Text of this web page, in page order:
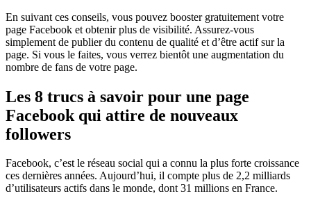
En suivant ces conseils, vous pouvez booster gratuitement votre
page Facebook et obtenir plus de visibilité. Assurez-vous
simplement de publier du contenu de qualité et d’être actif sur la
page. Si vous le faites, vous verrez bientôt une augmentation du
nombre de fans de votre page.
Les 8 trucs à savoir pour une page
Facebook qui attire de nouveaux
followers
Facebook, c’est le réseau social qui a connu la plus forte croissance
ces dernières années. Aujourd’hui, il compte plus de 2,2 milliards
d’utilisateurs actifs dans le monde, dont 31 millions en France.